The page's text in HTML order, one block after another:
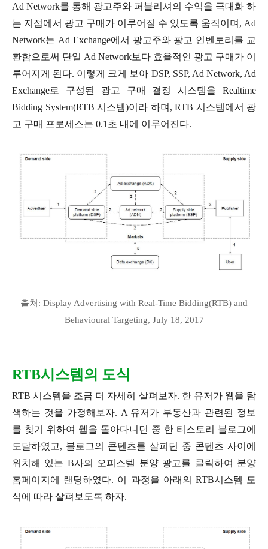
Ad Network를 통해 광고주와 퍼블리셔의 수익을 극대화 하
는 지점에서 광고 구매가 이루어질 수 있도록 움직이며, Ad
Network는 Ad Exchange에서 광고주와 광고 인벤토리를 교
환함으로써 단일 Ad Network보다 효율적인 광고 구매가 이
루어지게 된다. 이렇게 크게 보아 DSP, SSP, Ad Network, Ad
Exchange로 구성된 광고 구매 결정 시스템을 Realtime
Bidding System(RTB 시스템)이라 하며, RTB 시스템에서 광
고 구매 프로세스는 0.1초 내에 이루어진다.
출처: Display Advertising with Real-Time Bidding(RTB) and
Behavioural Targeting, July 18, 2017
RTB시스템의 도식
RTB 시스템을 조금 더 자세히 살펴보자. 한 유저가 웹을 탐
색하는 것을 가정해보자. A 유저가 부동산과 관련된 정보
를 찾기 위하여 웹을 돌아다니던 중 한 티스토리 블로그에
도달하였고, 블로그의 콘텐츠를 살피던 중 콘텐츠 사이에
위치해 있는 B사의 오피스텔 분양 광고를 클릭하여 분양
홈페이지에 랜딩하였다. 이 과정을 아래의 RTB시스템 도
식에 따라 살펴보도록 하자.